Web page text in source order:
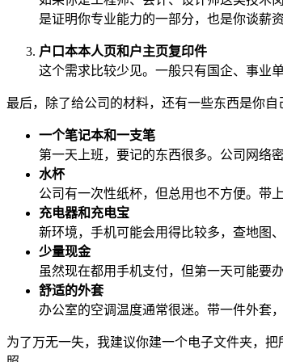
是证明你专业能力的一部分，也是你谈薪
户口本本人页和户主页复印件
这个需求比较少见。一般只有国企、事业
最后，除了给公司的材料，还有一些东西是你自
一个笔记本和一支笔
第一天上班，要记的东西很多。公司网络
水杯
公司有一次性纸杯，但总用也不方便。带
充电器和充电宝
新环境，手机可能会用得比较多，查地图
少量现金
虽然现在都用手机支付，但第一天可能要
舒适的外套
办公室的空调温度通常很迷。带一件外套
为了万无一失，我建议你建一个电子文件夹，